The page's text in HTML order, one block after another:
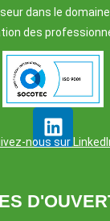
dans le domaine
des
nous sur